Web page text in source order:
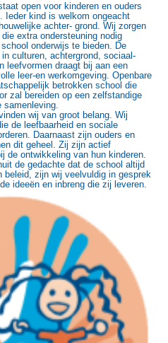
open voor kinderen en ouders
Ieder kind is welkom ongeacht
achter- grond. Wij zorgen
extra ondersteuning nodig
onderwijs te bieden. De
culturen, achtergrond, sociaal-
leefvormen draagt bij aan een
leer-en werkomgeving. Openbare
betrokken school die
zal bereiden op een zelfstandige
samenleving.
wij van groot belang. Wij
de leefbaarheid en sociale
Daarnaast zijn ouders en
dit geheel. Zij zijn actief
de ontwikkeling van hun kinderen.
de gedachte dat de school altijd
beleid, zijn wij veelvuldig in gesprek
ideeën en inbreng die zij leveren.